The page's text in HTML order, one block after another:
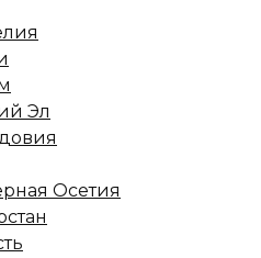
Эл
Осетия